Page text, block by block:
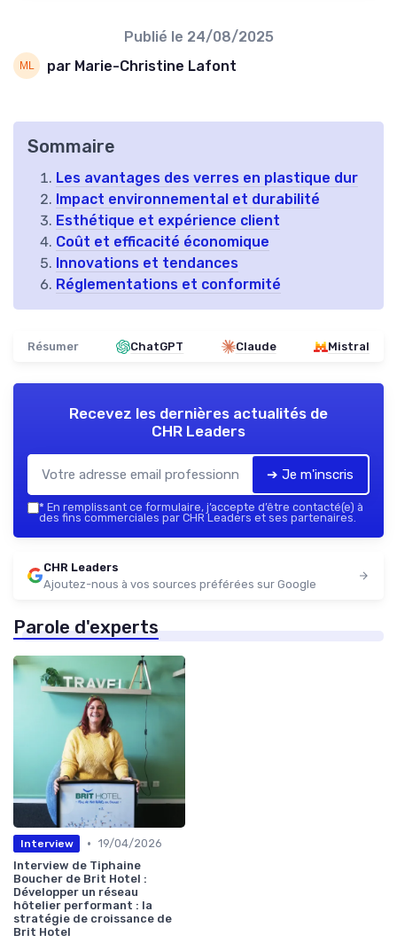
Publié le 24/08/2025
par Marie-Christine Lafont
Sommaire
Les avantages des verres en plastique dur
Impact environnemental et durabilité
Esthétique et expérience client
Coût et efficacité économique
Innovations et tendances
Réglementations et conformité
Résumer ChatGPT Claude Mistral
Recevez les dernières actualités de
CHR Leaders
➔ Je m'inscris
* En remplissant ce formulaire, j’accepte d’être contacté(e) à
des fins commerciales par CHR Leaders et ses partenaires.
CHR Leaders
Ajoutez-nous à vos sources préférées sur Google
Parole d'experts
Interview • 19/04/2026
Interview de Tiphaine
Boucher de Brit Hotel :
Développer un réseau
hôtelier performant : la
stratégie de croissance de
Brit Hotel